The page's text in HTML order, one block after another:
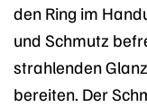
den Ring im
und Schmutz
strahlenden
bereiten. Der